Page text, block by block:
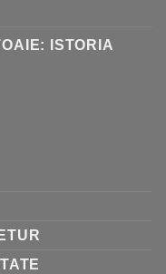
ISTORIA